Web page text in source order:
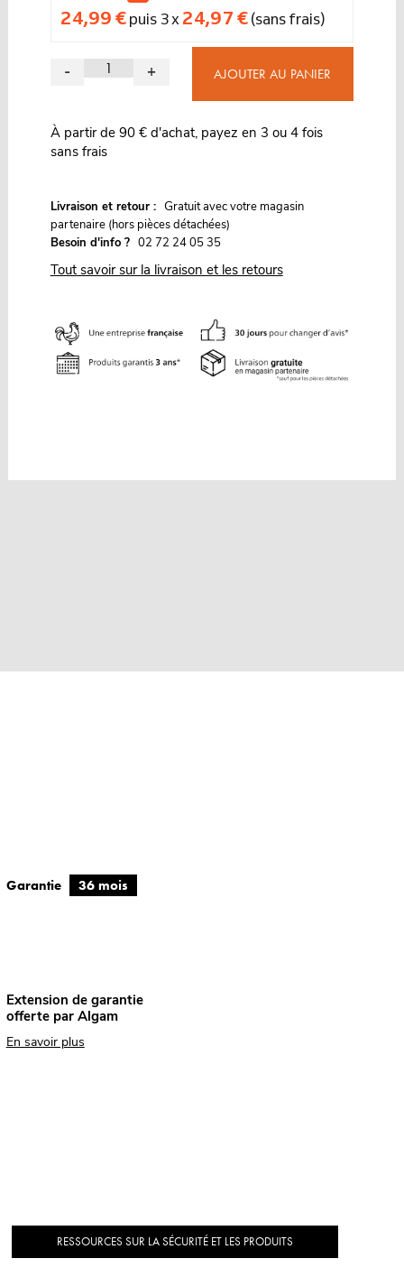
24,99 €puis 3 x 24,97 €(sans frais)
- + AJOUTER AU PANIER
À partir de 90 € d'achat, payez en 3 ou 4 fois
sans frais
Livraison et retour : Gratuit avec votre magasin
partenaire (hors pièces détachées)
Besoin d'info ? 02 72 24 05 35
Tout savoir sur la livraison et les retours
Garantie 36 mois
Extension de garantie
offerte par Algam
En savoir plus
RESSOURCES SUR LA SÉCURITÉ ET LES PRODUITS